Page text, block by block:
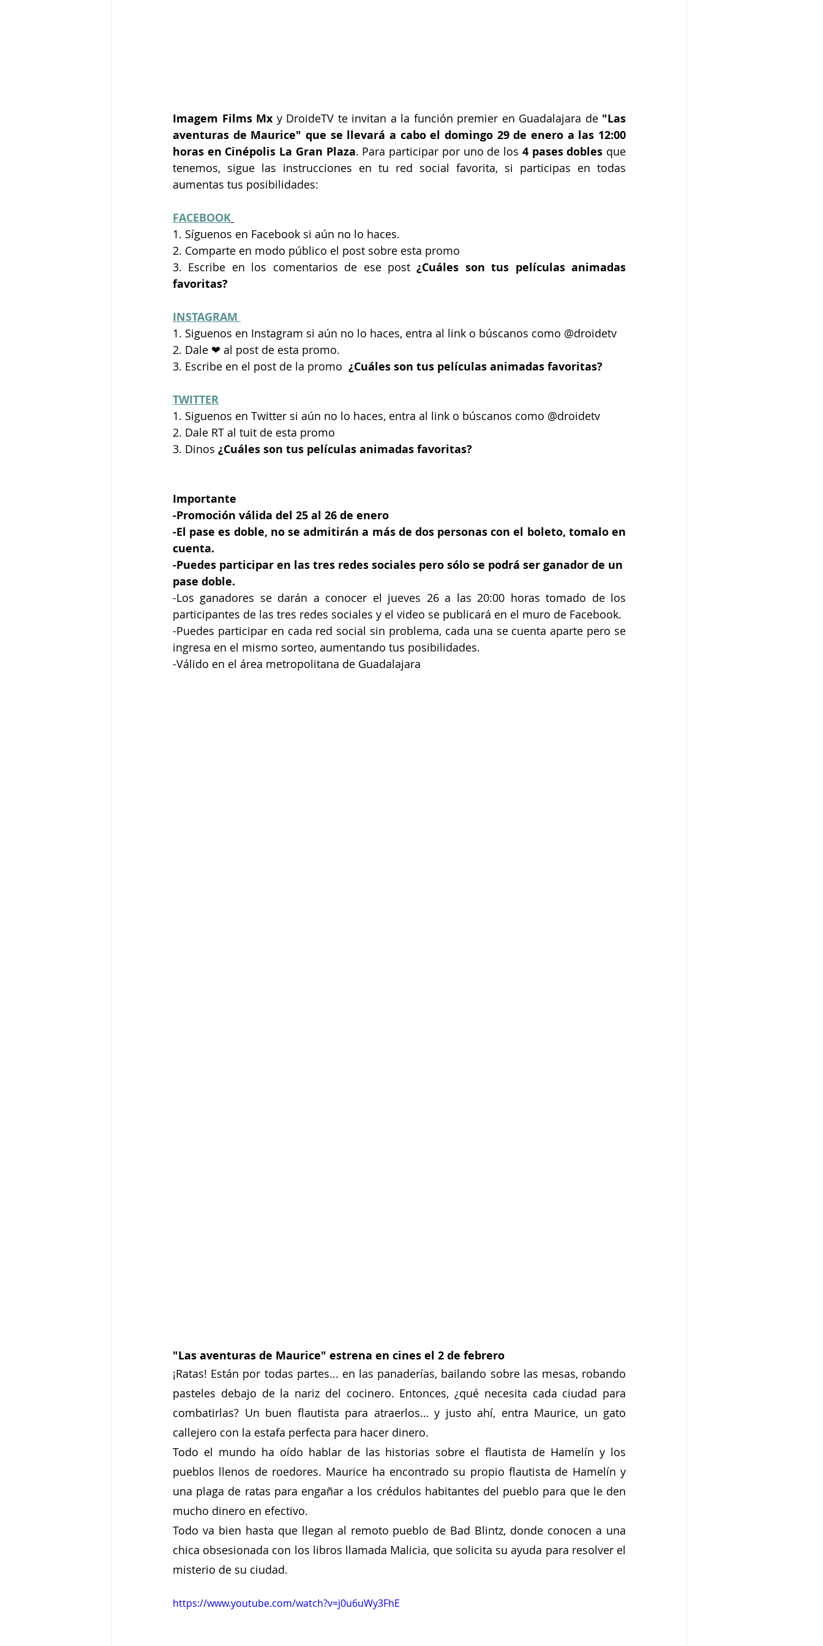
Imagem Films Mx y DroideTV te invitan a la función premier en Guadalajara de "Las
aventuras de Maurice" que se llevará a cabo el domingo 29 de enero a las 12:00
horas en Cinépolis La Gran Plaza. Para participar por uno de los 4 pases dobles que
tenemos, sigue las instrucciones en tu red social favorita, si participas en todas
aumentas tus posibilidades:
FACEBOOK
1. Síguenos en Facebook si aún no lo haces.
2. Comparte en modo público el post sobre esta promo
3. Escribe en los comentarios de ese post ¿Cuáles son tus películas animadas
favoritas?
INSTAGRAM
1. Siguenos en Instagram si aún no lo haces, entra al link o búscanos como @droidetv
2. Dale ❤ al post de esta promo.
3. Escribe en el post de la promo ¿Cuáles son tus películas animadas favoritas?
TWITTER
1. Siguenos en Twitter si aún no lo haces, entra al link o búscanos como @droidetv
2. Dale RT al tuit de esta promo
3. Dinos ¿Cuáles son tus películas animadas favoritas?
Importante
-Promoción válida del 25 al 26 de enero
-El pase es doble, no se admitirán a más de dos personas con el boleto, tomalo en
cuenta.
-Puedes participar en las tres redes sociales pero sólo se podrá ser ganador de un
pase doble.
-Los ganadores se darán a conocer el jueves 26 a las 20:00 horas tomado de los
participantes de las tres redes sociales y el video se publicará en el muro de Facebook.
-Puedes participar en cada red social sin problema, cada una se cuenta aparte pero se
ingresa en el mismo sorteo, aumentando tus posibilidades.
-Válido en el área metropolitana de Guadalajara
"Las aventuras de Maurice" estrena en cines el 2 de febrero
¡Ratas! Están por todas partes... en las panaderías, bailando sobre las mesas, robando
pasteles debajo de la nariz del cocinero. Entonces, ¿qué necesita cada ciudad para
combatirlas? Un buen flautista para atraerlos… y justo ahí, entra Maurice, un gato
callejero con la estafa perfecta para hacer dinero.
Todo el mundo ha oído hablar de las historias sobre el flautista de Hamelín y los
pueblos llenos de roedores. Maurice ha encontrado su propio flautista de Hamelín y
una plaga de ratas para engañar a los crédulos habitantes del pueblo para que le den
mucho dinero en efectivo.
Todo va bien hasta que llegan al remoto pueblo de Bad Blintz, donde conocen a una
chica obsesionada con los libros llamada Malicia, que solicita su ayuda para resolver el
misterio de su ciudad.
https://www.youtube.com/watch?v=j0u6uWy3FhE